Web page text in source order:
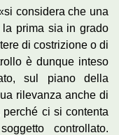
considera che una
la prima sia in grado
di costrizione o di
è dunque inteso
sul piano della
rilevanza anche di
perché ci si contenta
controllato.